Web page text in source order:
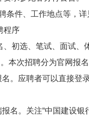
件、工作地点等，详
序
选、笔试、面试、体
次招聘分为官网报名
应聘者可以直接登录
。关注“中国建设银行